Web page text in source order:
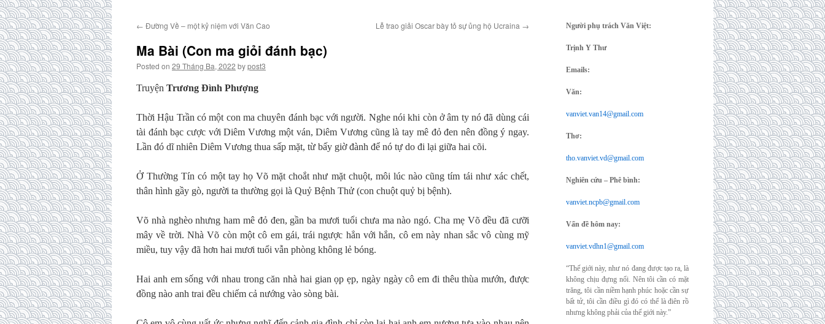
← Đường Về – một kỷ niệm với Văn Cao Lễ trao giải Oscar bày tỏ sự ủng hộ Ucraina →
Ma Bài (Con ma giỏi đánh bạc)
Posted on 29 Tháng Ba, 2022 bypost3
Truyện Trương Đình Phượng
Thời Hậu Trần có một con ma chuyên đánh bạc với người. Nghe nói khi còn ở âm ty nó đã dùng cái
tài đánh bạc cược với Diêm Vương một ván, Diêm Vương cũng là tay mê đỏ đen nên đồng ý ngay.
Lần đó dĩ nhiên Diêm Vương thua sấp mặt, từ bấy giờ đành để nó tự do đi lại giữa hai cõi.
Ở Thường Tín có một tay họ Võ mặt choắt như mặt chuột, môi lúc nào cũng tím tái như xác chết,
thân hình gầy gò, người ta thường gọi là Quỷ Bệnh Thử (con chuột quỷ bị bệnh).
Võ nhà nghèo nhưng ham mê đỏ đen, gần ba mươi tuổi chưa ma nào ngó. Cha mẹ Võ đều đã cưỡi
mây về trời. Nhà Võ còn một cô em gái, trái ngược hẳn với hắn, cô em này nhan sắc vô cùng mỹ
miều, tuy vậy đã hơn hai mươi tuổi vẫn phòng không lẻ bóng.
Hai anh em sống với nhau trong căn nhà hai gian ọp ẹp, ngày ngày cô em đi thêu thùa mướn, được
đồng nào anh trai đều chiếm cả nướng vào sòng bài.
Người phụ trách Văn Việt:
Trịnh Y Thư
Emails:
Văn:
vanviet.van14@gmail.com
Thơ:
tho.vanviet.vd@gmail.com
Nghiên cứu – Phê bình:
vanviet.ncpb@gmail.com
Vấn đề hôm nay:
vanviet.vdhn1@gmail.com
“Thế giới này, như nó đang được tạo ra, là
không chịu đựng nổi. Nên tôi cần có mặt
trăng, tôi cần niềm hạnh phúc hoặc cần sự
bất tử, tôi cần điều gì đó có thể là điên rồ
nhưng không phải của thế giới này.”